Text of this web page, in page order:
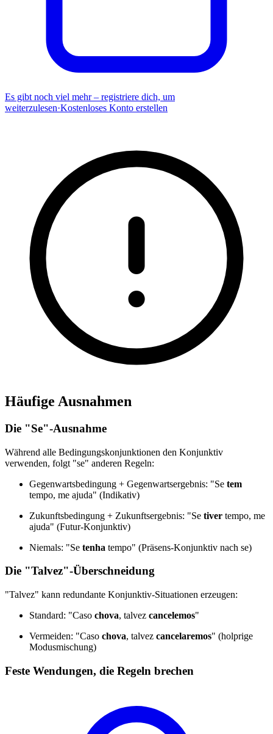
Es gibt noch viel mehr – registriere dich, um
weiterzulesen·Kostenloses Konto erstellen
Häufige Ausnahmen
Die "Se"-Ausnahme
Während alle Bedingungskonjunktionen den Konjunktiv
verwenden, folgt "se" anderen Regeln:
Gegenwartsbedingung + Gegenwartsergebnis: "Se tem
tempo, me ajuda" (Indikativ)
Zukunftsbedingung + Zukunftsergebnis: "Se tiver tempo, me
ajuda" (Futur-Konjunktiv)
Niemals: "Se tenha tempo" (Präsens-Konjunktiv nach se)
Die "Talvez"-Überschneidung
"Talvez" kann redundante Konjunktiv-Situationen erzeugen:
Standard: "Caso chova, talvez cancelemos"
Vermeiden: "Caso chova, talvez cancelaremos" (holprige
Modusmischung)
Feste Wendungen, die Regeln brechen